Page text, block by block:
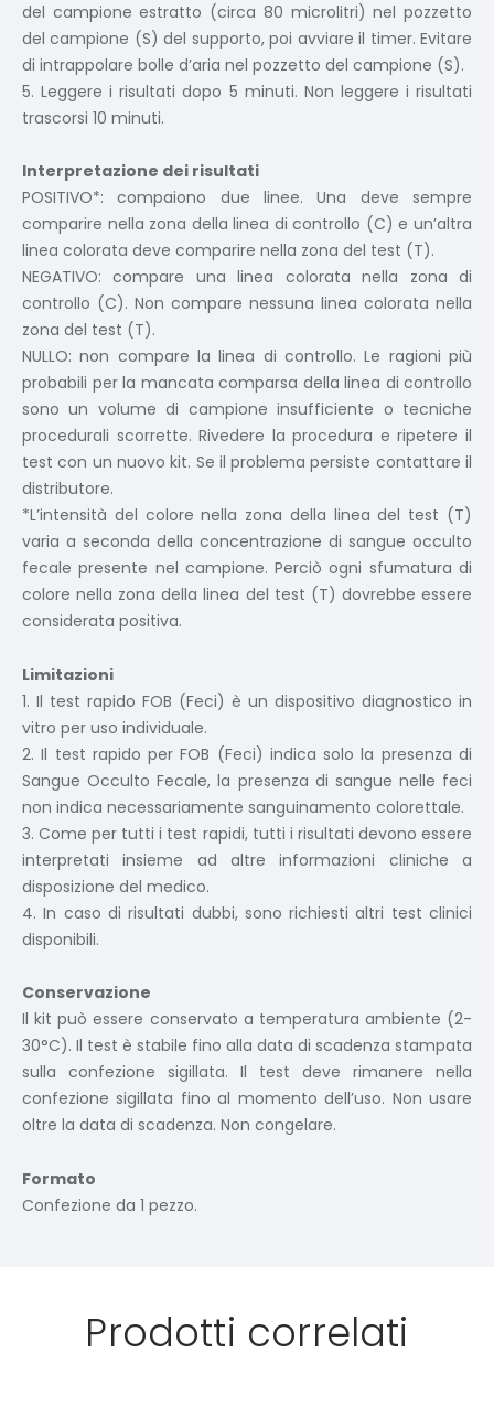
del campione estratto (circa 80 microlitri) nel pozzetto
del campione (S) del supporto, poi avviare il timer. Evitare
di intrappolare bolle d’aria nel pozzetto del campione (S).
5. Leggere i risultati dopo 5 minuti. Non leggere i risultati
trascorsi 10 minuti.
Interpretazione dei risultati
POSITIVO*: compaiono due linee. Una deve sempre
comparire nella zona della linea di controllo (C) e un’altra
linea colorata deve comparire nella zona del test (T).
NEGATIVO: compare una linea colorata nella zona di
controllo (C). Non compare nessuna linea colorata nella
zona del test (T).
NULLO: non compare la linea di controllo. Le ragioni più
probabili per la mancata comparsa della linea di controllo
sono un volume di campione insufficiente o tecniche
procedurali scorrette. Rivedere la procedura e ripetere il
test con un nuovo kit. Se il problema persiste contattare il
distributore.
*L’intensità del colore nella zona della linea del test (T)
varia a seconda della concentrazione di sangue occulto
fecale presente nel campione. Perciò ogni sfumatura di
colore nella zona della linea del test (T) dovrebbe essere
considerata positiva.
Limitazioni
1. Il test rapido FOB (Feci) è un dispositivo diagnostico in
vitro per uso individuale.
2. Il test rapido per FOB (Feci) indica solo la presenza di
Sangue Occulto Fecale, la presenza di sangue nelle feci
non indica necessariamente sanguinamento colorettale.
3. Come per tutti i test rapidi, tutti i risultati devono essere
interpretati insieme ad altre informazioni cliniche a
disposizione del medico.
4. In caso di risultati dubbi, sono richiesti altri test clinici
disponibili.
Conservazione
Il kit può essere conservato a temperatura ambiente (2-
30°C). Il test è stabile fino alla data di scadenza stampata
sulla confezione sigillata. Il test deve rimanere nella
confezione sigillata fino al momento dell’uso. Non usare
oltre la data di scadenza. Non congelare.
Formato
Confezione da 1 pezzo.
Prodotti correlati